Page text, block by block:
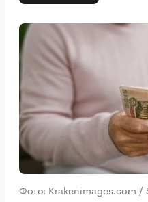
Фото: Krakenimages.com /